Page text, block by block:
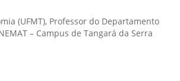
(UFMT), Professor do Departamento
– Campus de Tangará da Serra